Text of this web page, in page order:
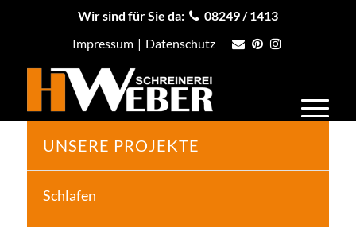
Wir sind für Sie da:
08249 / 1413
Impressum | Datenschutz
UNSERE PROJEKTE
Schlafen